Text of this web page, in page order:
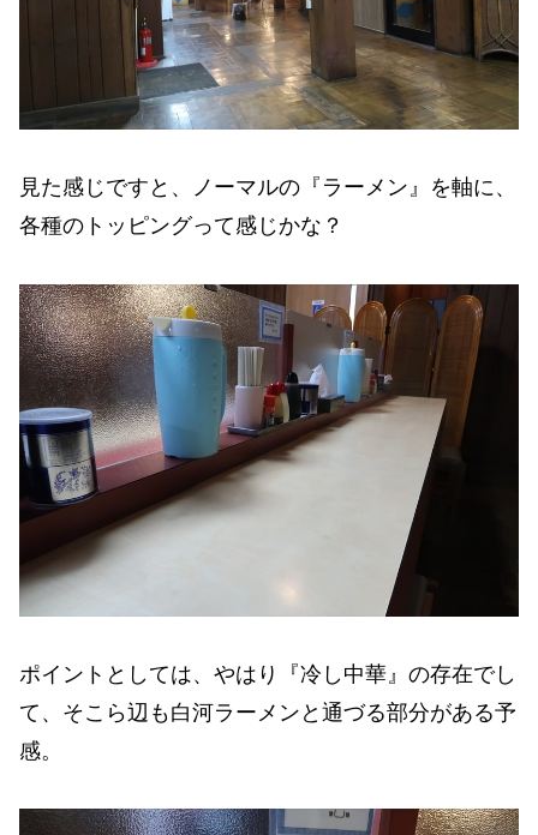
見た感じですと、ノーマルの『ラーメン』を軸に、
各種のトッピングって感じかな？
ポイントとしては、やはり『冷し中華』の存在でし
て、そこら辺も白河ラーメンと通づる部分がある予
感。